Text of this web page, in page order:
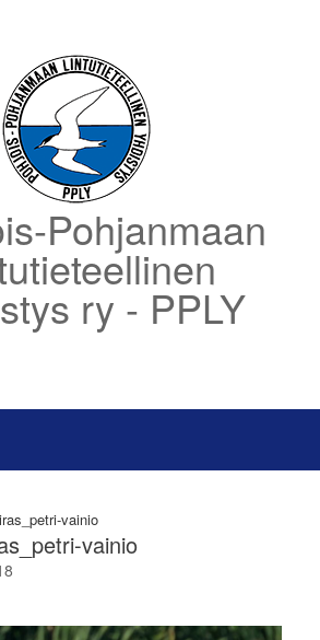
Pohjanmaan
ry - PPLY
vainio
vainio